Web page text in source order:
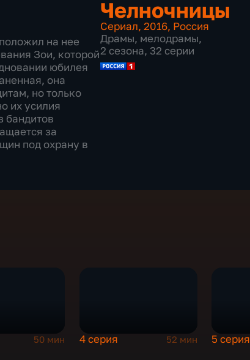
на нее
Зои, которой
юбилея
она
но только
их усилия
бандитов
за
под охрану в
Челночницы
Сериал, 2016, Россия
Драмы, мелодрамы,
2 сезона, 32 серии
50 мин 4 серия 52 мин 5 серия